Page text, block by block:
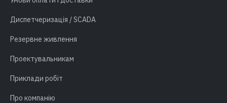
Диспетчеризація / SCADA
Резервне живлення
Проектувальникам
Приклади робіт
Про компанію